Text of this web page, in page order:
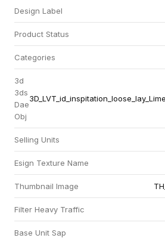
Design Label
Product Status
Categories
3d
3ds
Dae
Obj
Selling Units
Esign Texture Name
Thumbnail Image
Filter Heavy Traffic
Base Unit Sap